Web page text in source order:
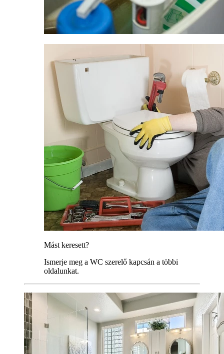
Mást keresett?
Ismerje meg a WC szerelő kapcsán a többi
oldalunkat.